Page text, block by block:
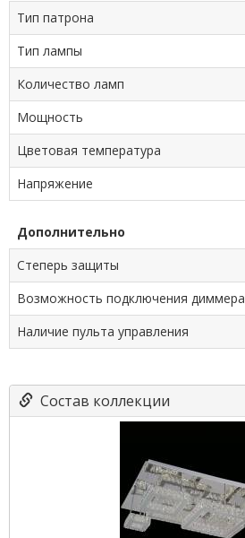
Тип патрона
Тип лампы
Количество ламп
Мощность
Цветовая температура
Напряжение
Дополнительно
Степерь защиты
Возможность подключения диммера
Наличие пульта управления
Состав коллекции